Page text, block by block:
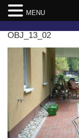
content
OBJ_13_02
MENU